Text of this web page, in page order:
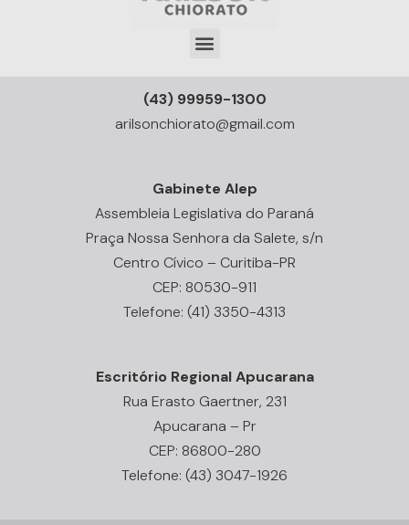
(43) 99959-1300
arilsonchiorato@gmail.com
Gabinete Alep
Assembleia Legislativa do Paraná
Praça Nossa Senhora da Salete, s/n
Centro Cívico – Curitiba-PR
CEP: 80530-911
Telefone: (41) 3350-4313
Escritório Regional Apucarana
Rua Erasto Gaertner, 231
Apucarana – Pr
CEP: 86800-280
Telefone: (43) 3047-1926